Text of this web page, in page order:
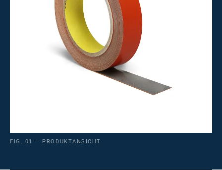
FIG. 01 — PRODUKTANSICHT